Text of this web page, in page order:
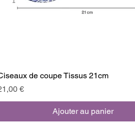
de coupe Tissus 21cm
€
Ajouter au panier